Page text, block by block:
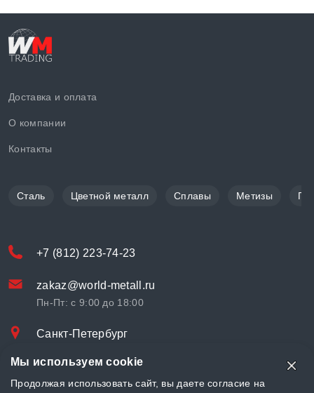
Доставка и оплата
О компании
Контакты
Сталь Цветной металл Сплавы Метизы
+7 (812) 223-74-23
zakaz@world-metall.ru
Пн-Пт: с 9:00 до 18:00
Санкт-Петербург
© «World Metall» 2025, Разработка и комплексное продвижение
"LCAgency"
Мы используем cookie
Продолжая использовать сайт, вы даете согласие на